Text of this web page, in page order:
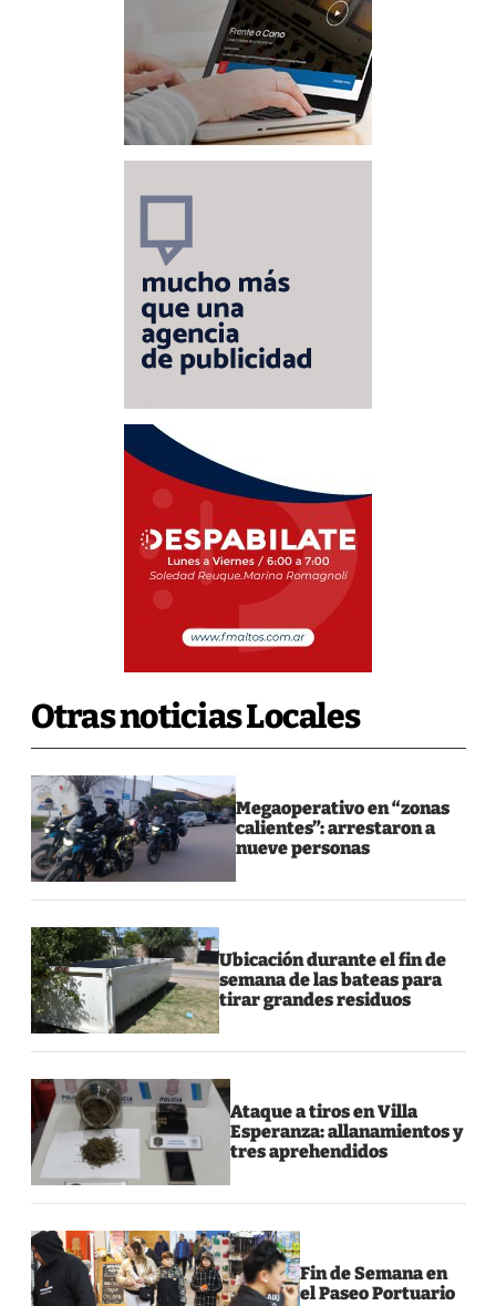
Otras noticias Locales
Megaoperativo en “zonas
calientes”: arrestaron a
nueve personas
Ubicación durante el fin de
semana de las bateas para
tirar grandes residuos
Ataque a tiros en Villa
Esperanza: allanamientos y
tres aprehendidos
Fin de Semana en
el Paseo Portuario